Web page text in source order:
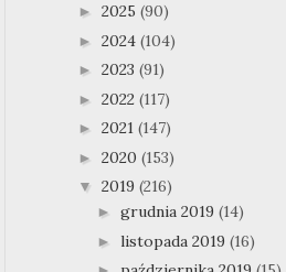
► 2025 (90)
► 2024 (104)
► 2023 (91)
► 2022 (117)
► 2021 (147)
► 2020 (153)
▼ 2019 (216)
► grudnia 2019 (14)
► listopada 2019 (16)